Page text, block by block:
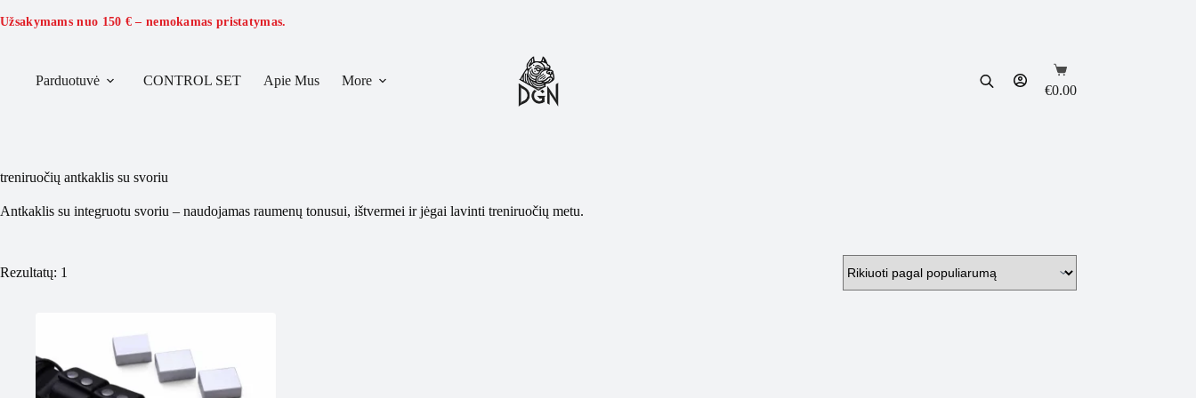
to
Užsakymams nuo 150 € – nemokamas pristatymas.
Parduotuvė CONTROL SET Apie Mus More
Shopping
cart
€0.00
treniruočių antkaklis su svoriu
Antkaklis su integruotu svoriu – naudojamas raumenų tonusui, ištvermei ir jėgai lavinti treniruočių metu.
Rezultatų: 1